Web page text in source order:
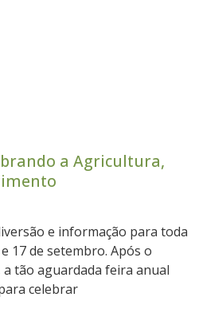
a Agricultura,
e informação para toda
17 de setembro. Após o
tão aguardada feira anual
celebrar